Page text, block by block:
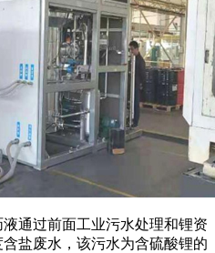
通过前面工业污水处理和锂资
盐废水，该污水为含硫酸锂的